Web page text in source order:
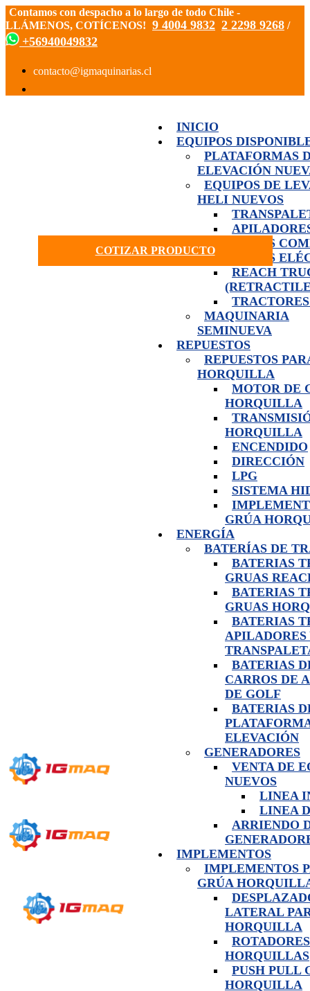
Contamos con despacho a lo largo de todo Chile -
LLÁMENOS, COTÍCENOS! 9 4004 9832 2 2298 9268 /
+56940049832
INICIO
EQUIPOS
PLATAFORMAS
ELEVACIÓN
EQUIPOS DE
HELI NUEVOS
GRÚAS
GRÚAS
REACH
MAQUINARIA
SEMINUEVA
REPUESTOS
REPUESTOS
HORQUILLA
MOTOR DE
HORQUILLA
HORQUILLA
ENCENDIDO
DIRECCIÓN
LPG
SISTEMA
GRÚA
ENERGÍA
BATERÍAS DE
BATERIAS
GRUAS
BATERIAS
GRUAS
BATERIAS
APILADORES
BATERIAS
CARROS DE
DE GOLF
BATERIAS
ELEVACIÓN
GENERADORES
VENTA DE
NUEVOS
LINEA
LINEA
ARRIENDO
IMPLEMENTOS
IMPLEMENTOS
GRÚA
LATERAL
HORQUILLA
HORQUILLAS
PUSH PULL
HORQUILLA
COTIZAR PRODUCTO